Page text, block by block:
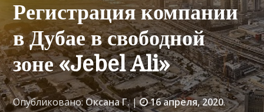
Регистрация компании
в Дубае в свободной
зоне «Jebel Ali»
Опубликовано:Оксана Г.| 16 апреля, 2020.